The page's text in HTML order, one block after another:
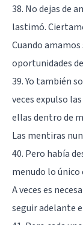
38. No dejas de
lastimó.
Cuando
oportunidades
39. Yo también
veces expulso
ellas dentro de
Las mentiras
40. Pero había
menudo lo único
A veces es
seguir adelante